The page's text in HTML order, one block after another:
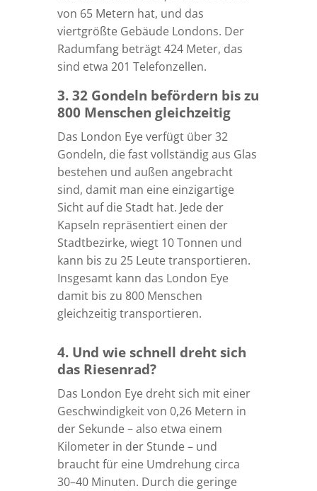
von 65 Metern hat, und das
viertgrößte Gebäude Londons. Der
Radumfang beträgt 424 Meter, das
sind etwa 201 Telefonzellen.
3. 32 Gondeln befördern bis zu
800 Menschen gleichzeitig
Das London Eye verfügt über 32
Gondeln, die fast vollständig aus Glas
bestehen und außen angebracht
sind, damit man eine einzigartige
Sicht auf die Stadt hat. Jede der
Kapseln repräsentiert einen der
Stadtbezirke, wiegt 10 Tonnen und
kann bis zu 25 Leute transportieren.
Insgesamt kann das London Eye
damit bis zu 800 Menschen
gleichzeitig transportieren.
4. Und wie schnell dreht sich
das Riesenrad?
Das London Eye dreht sich mit einer
Geschwindigkeit von 0,26 Metern in
der Sekunde – also etwa einem
Kilometer in der Stunde – und
braucht für eine Umdrehung circa
30–40 Minuten. Durch die geringe